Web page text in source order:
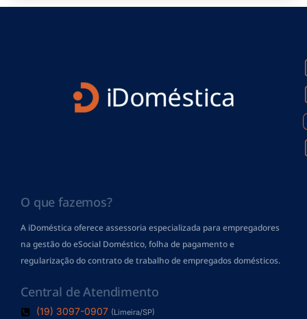
O que fazemos?
A iDoméstica oferece assessoria especializada para empregadores
na gestão do eSocial Doméstico, folha de pagamentoe
regularização do contrato de trabalho de empregados domésticos.
Central de Atendimento
(19) 3097-0907 (Limeira/SP)